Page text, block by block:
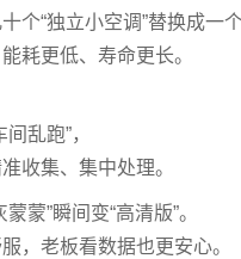
个“独立小空调”替换成一
耗更低、寿命更长。
乱跑”，
收集、集中处理。
蒙”瞬间变“高清版”。
，老板看数据也更安心。